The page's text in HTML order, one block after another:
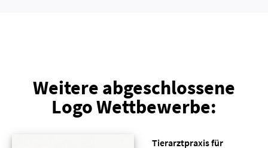
Weitere abgeschlossene
Logo Wettbewerbe:
Tierarztpraxis für